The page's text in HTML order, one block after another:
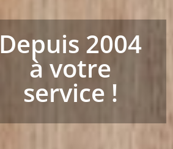
Depuis 2004
à votre
service !